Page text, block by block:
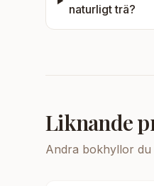
naturligt trä?
Liknande
Andra bokhyllor du